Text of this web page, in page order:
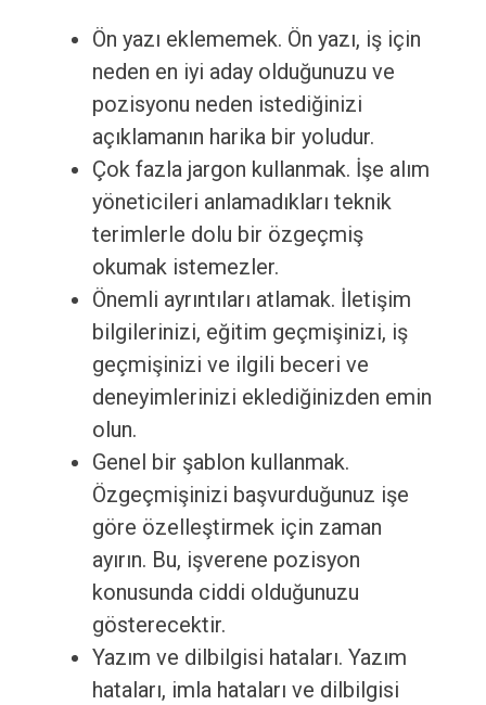
Ön yazı eklememek. Ön yazı, iş için
neden en iyi aday olduğunuzu ve
pozisyonu neden istediğinizi
açıklamanın harika bir yoludur.
Çok fazla jargon kullanmak. İşe alım
yöneticileri anlamadıkları teknik
terimlerle dolu bir özgeçmiş
okumak istemezler.
Önemli ayrıntıları atlamak. İletişim
bilgilerinizi, eğitim geçmişinizi, iş
geçmişinizi ve ilgili beceri ve
deneyimlerinizi eklediğinizden emin
olun.
Genel bir şablon kullanmak.
Özgeçmişinizi başvurduğunuz işe
göre özelleştirmek için zaman
ayırın. Bu, işverene pozisyon
konusunda ciddi olduğunuzu
gösterecektir.
Yazım ve dilbilgisi hataları. Yazım
hataları, imla hataları ve dilbilgisi